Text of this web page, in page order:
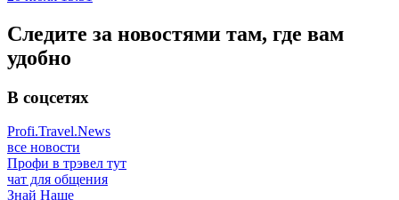
Следите за новостями там, где вам
удобно
В соцсетях
Profi.Travel.News
все новости
Профи в трэвел тут
чат для общения
Знай Наше